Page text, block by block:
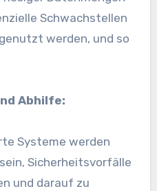
Schwachstellen
werden, und so
Abhilfe:
Systeme werden
Sicherheitsvorfälle
und darauf zu